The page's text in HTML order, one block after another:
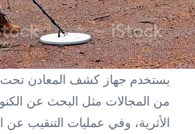
يستخدم جهاز كشف المعادن تحت
من المجالات مثل البحث عن
الأثرية، وفي عمليات التنقيب عن